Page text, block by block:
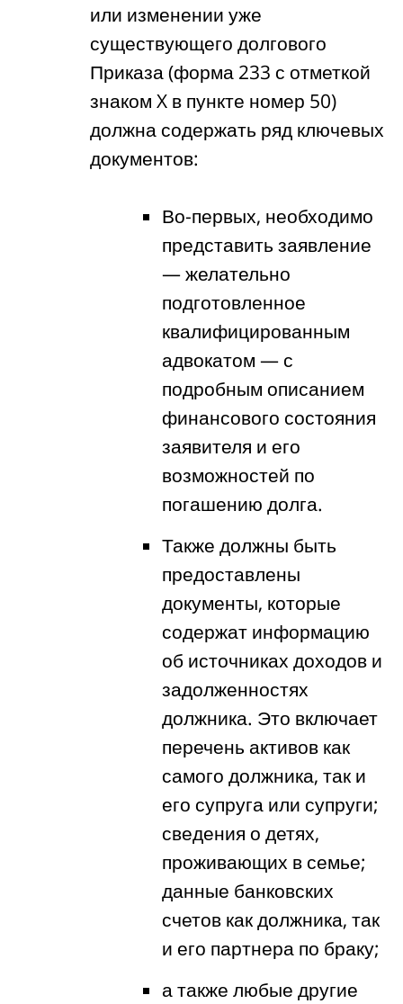
или изменении уже
существующего долгового
Приказа (форма 233 с отметкой
знаком X в пункте номер 50)
должна содержать ряд ключевых
документов:
Во-первых, необходимо
представить заявление
— желательно
подготовленное
квалифицированным
адвокатом — с
подробным описанием
финансового состояния
заявителя и его
возможностей по
погашению долга.
Также должны быть
предоставлены
документы, которые
содержат информацию
об источниках доходов и
задолженностях
должника. Это включает
перечень активов как
самого должника, так и
его супруга или супруги;
сведения о детях,
проживающих в семье;
данные банковских
счетов как должника, так
и его партнера по браку;
а также любые другие